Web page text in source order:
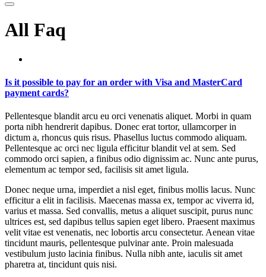
All Faq
Is it possible to pay for an order with Visa and MasterCard
payment cards?
Pellentesque blandit arcu eu orci venenatis aliquet. Morbi in quam
porta nibh hendrerit dapibus. Donec erat tortor, ullamcorper in
dictum a, rhoncus quis risus. Phasellus luctus commodo aliquam.
Pellentesque ac orci nec ligula efficitur blandit vel at sem. Sed
commodo orci sapien, a finibus odio dignissim ac. Nunc ante purus,
elementum ac tempor sed, facilisis sit amet ligula.
Donec neque urna, imperdiet a nisl eget, finibus mollis lacus. Nunc
efficitur a elit in facilisis. Maecenas massa ex, tempor ac viverra id,
varius et massa. Sed convallis, metus a aliquet suscipit, purus nunc
ultrices est, sed dapibus tellus sapien eget libero. Praesent maximus
velit vitae est venenatis, nec lobortis arcu consectetur. Aenean vitae
tincidunt mauris, pellentesque pulvinar ante. Proin malesuada
vestibulum justo lacinia finibus. Nulla nibh ante, iaculis sit amet
pharetra at, tincidunt quis nisi.